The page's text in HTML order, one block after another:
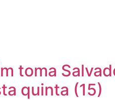
toma
quinta (15)